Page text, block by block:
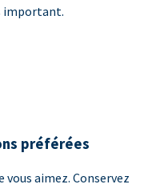
important.
préférées
vous aimez. Conservez